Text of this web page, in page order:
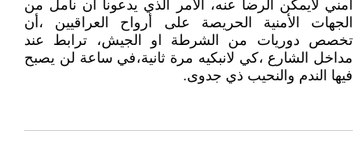
أمني لايمكن الرضا عنه، الأمر الذي يدعونا ان نامل من
الجهات الأمنية الحريصة على أرواح العراقيين ،أن
تخصص دوريات من الشرطة او الجيش، ترابط عند
مداخل الشارع ،كي لانبكيه مرة ثانية،في ساعة لن يصبح
فيها الندم والنحيب ذي جدوى.